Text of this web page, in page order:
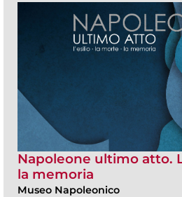
Napoleone ultimo atto.
la memoria
Museo Napoleonico